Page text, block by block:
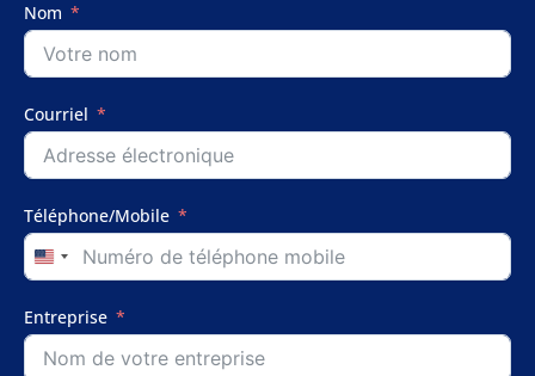
Nom
Courriel
Téléphone/Mobile
United
States
+1
Entreprise